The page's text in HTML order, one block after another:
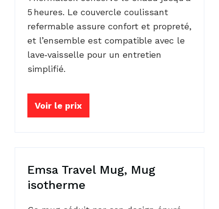
5 heures. Le couvercle coulissant
refermable assure confort et propreté,
et l’ensemble est compatible avec le
lave‑vaisselle pour un entretien
simplifié.
Voir le prix
Emsa Travel Mug, Mug
isotherme